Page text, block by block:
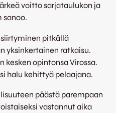
voitto sarjataulukon ja
sanoo.
pitkällä
yksinkertainen ratkaisu.
opintonsa Virossa.
halu kehittyä pelaajana.
päästä parempaan
vastannut aika